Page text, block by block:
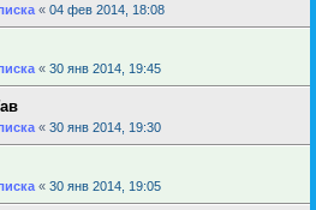
« 04 фев 2014, 18:08
« 30 янв 2014, 19:45
« 30 янв 2014, 19:30
« 30 янв 2014, 19:05